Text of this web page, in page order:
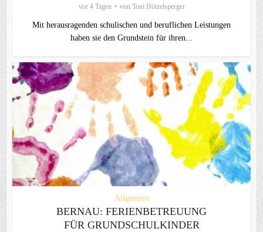
vor 4 Tagen von Toni Hötzelsperger
Mit herausragenden schulischen und beruflichen Leistungen
haben sie den Grundstein für ihren...
Allgemein
BERNAU: FERIENBETREUUNG
FÜR GRUNDSCHULKINDER